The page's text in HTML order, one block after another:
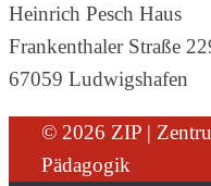
Heinrich Pesch Haus
Frankenthaler Straße
67059 Ludwigshafen
© 2026 ZIP |
Pädagogik